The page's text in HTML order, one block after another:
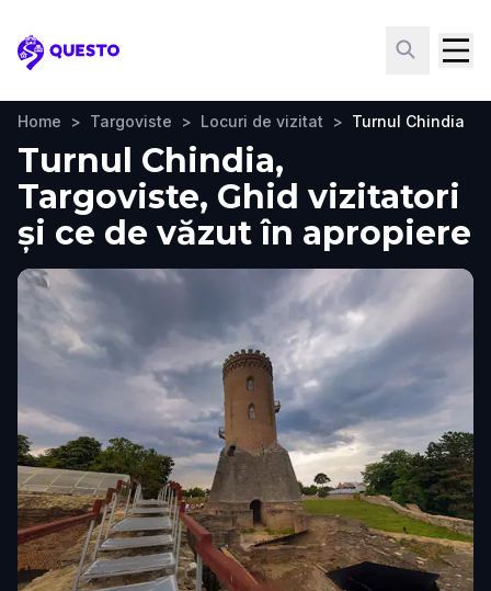
Questo
Home > Targoviste > Locuri de vizitat > Turnul Chindia
Turnul Chindia,
Targoviste, Ghid vizitatori
și ce de văzut în apropiere